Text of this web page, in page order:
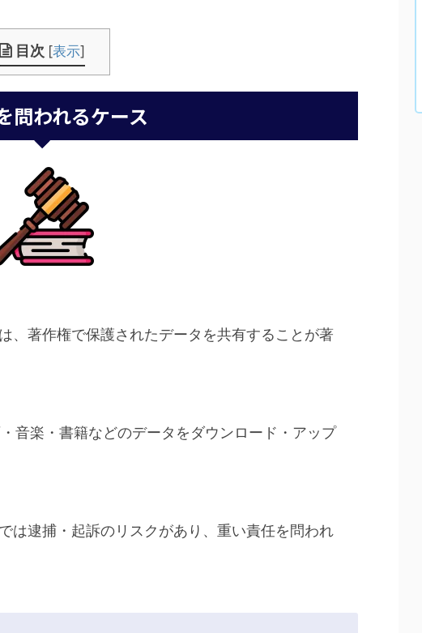
目次 [表示]
問われるケース
、著作権で保護されたデータを共有することが著
音楽・書籍などのデータをダウンロード・アップ
は逮捕・起訴のリスクがあり、重い責任を問われ